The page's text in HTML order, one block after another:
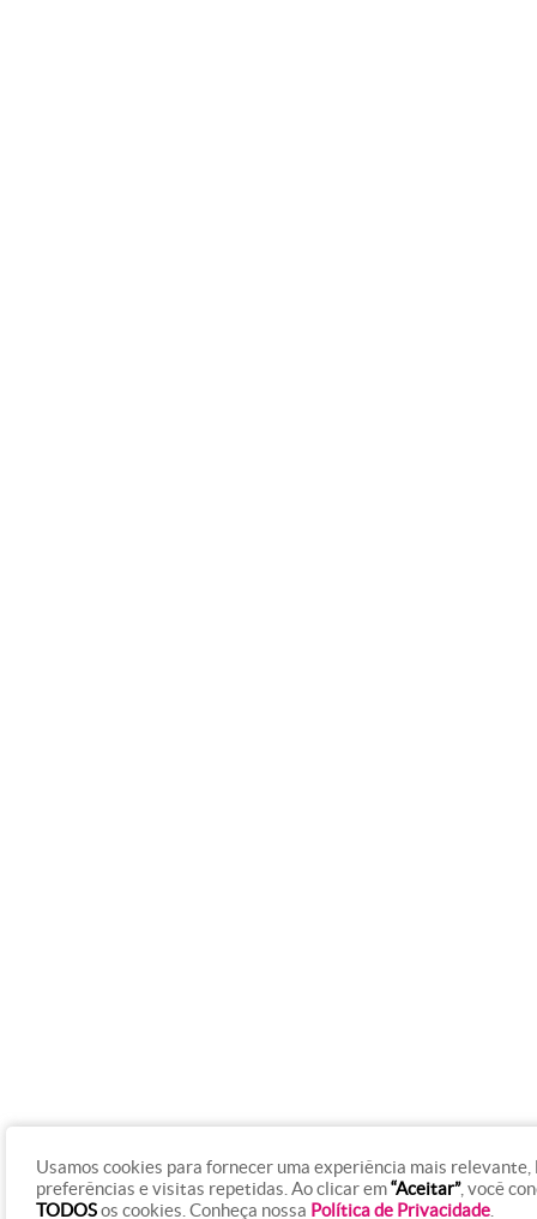
Usamos cookies para fornecer uma experiência mais relevante,
preferências e visitas repetidas. Ao clicar em“Aceitar”, você
TODOSos cookies. Conheça nossa Política de Privacidade.